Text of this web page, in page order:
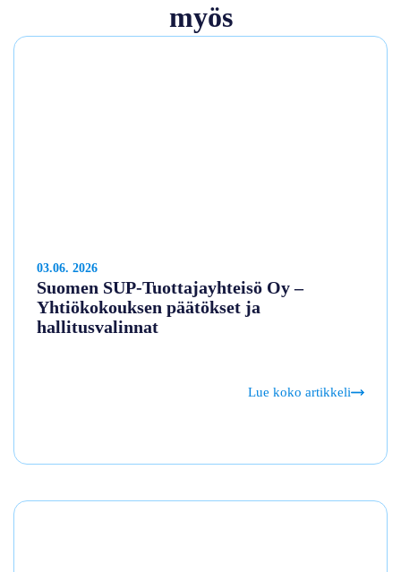
myös
03.06. 2026
Suomen SUP‑Tuottajayhteisö Oy –
Yhtiökokouksen päätökset ja
hallitusvalinnat
Lue koko artikkeli